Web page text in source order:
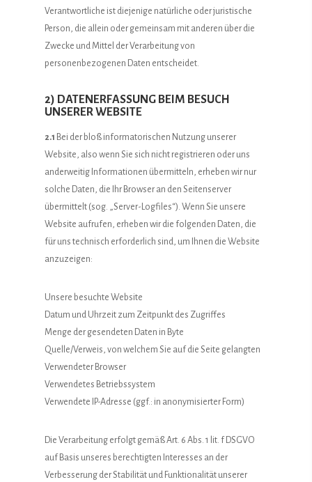
Verantwortliche ist diejenige natürliche oder juristische
Person, die allein oder gemeinsam mit anderen über die
Zwecke und Mittel der Verarbeitung von
personenbezogenen Daten entscheidet.
2) DATENERFASSUNG BEIM BESUCH
UNSERER WEBSITE
2.1 Bei der bloß informatorischen Nutzung unserer
Website, also wenn Sie sich nicht registrieren oder uns
anderweitig Informationen übermitteln, erheben wir nur
solche Daten, die Ihr Browser an den Seitenserver
übermittelt (sog. „Server-Logfiles“). Wenn Sie unsere
Website aufrufen, erheben wir die folgenden Daten, die
für uns technisch erforderlich sind, um Ihnen die Website
anzuzeigen:
Unsere besuchte Website
Datum und Uhrzeit zum Zeitpunkt des Zugriffes
Menge der gesendeten Daten in Byte
Quelle/Verweis, von welchem Sie auf die Seite gelangten
Verwendeter Browser
Verwendetes Betriebssystem
Verwendete IP-Adresse (ggf.: in anonymisierter Form)
Die Verarbeitung erfolgt gemäß Art. 6 Abs. 1 lit. f DSGVO
auf Basis unseres berechtigten Interesses an der
Verbesserung der Stabilität und Funktionalität unserer